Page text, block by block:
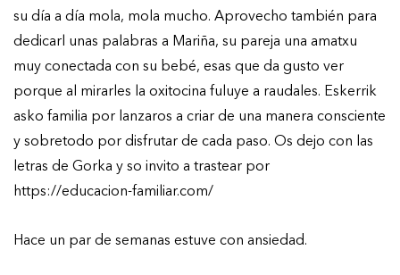
su día a día mola, mola mucho. Aprovecho también para
dedicarl unas palabras a Mariña, su pareja una amatxu
muy conectada con su bebé, esas que da gusto ver
porque al mirarles la oxitocina fuluye a raudales. Eskerrik
asko familia por lanzaros a criar de una manera consciente
y sobretodo por disfrutar de cada paso. Os dejo con las
letras de Gorka y so invito a trastear por
https://educacion-familiar.com/
Hace un par de semanas estuve con ansiedad.